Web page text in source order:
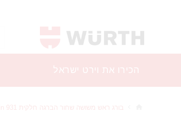
הכירו את וירט ישראל
בורג ראש משושה שחור הברגה חלקית din 931 חוזק 10.9 מידה 14x180